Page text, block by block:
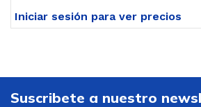
Iniciar sesión para ver precios
Suscribete a nuestro